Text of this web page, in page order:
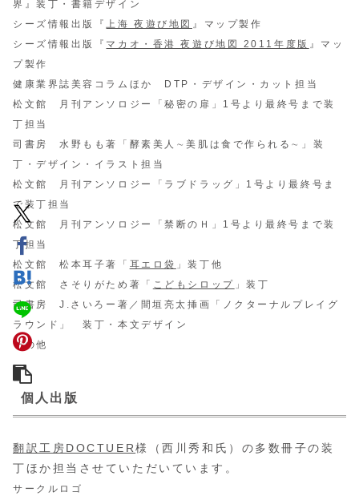
界』装丁・書籍デザイン
シーズ情報出版『上海 夜遊び地図 』マップ製作
シーズ情報出版『 マカオ・香港 夜遊び地図 2011年度版 』マッ
プ製作
健康業界誌美容コラムほか DTP・デザイン・カット担当
松文館 月刊アンソロジー「秘密の扉」1号より最終号まで装
丁担当
司書房 水野もも著「酵素美人∼美肌は食で作られる∼」装
丁・デザイン・イラスト担当
松文館 月刊アンソロジー「ラブドラッグ」1号より最終号ま
で装丁担当
松文館 月刊アンソロジー「禁断のＨ」1号より最終号まで装
丁担当
松文館 松本耳子著「 耳エロ袋 」装丁他
松文館 さそりがため著「 こどもシロップ 」装丁
司書房 J.さいろー著／間垣亮太挿画「ノクターナルプレイグ
ラウンド」 装丁・本文デザイン
その他
個人出版
翻訳工房DOCTUER様（西川秀和氏）の多数冊子の装
丁ほか担当させていただいています。
サークルロゴ